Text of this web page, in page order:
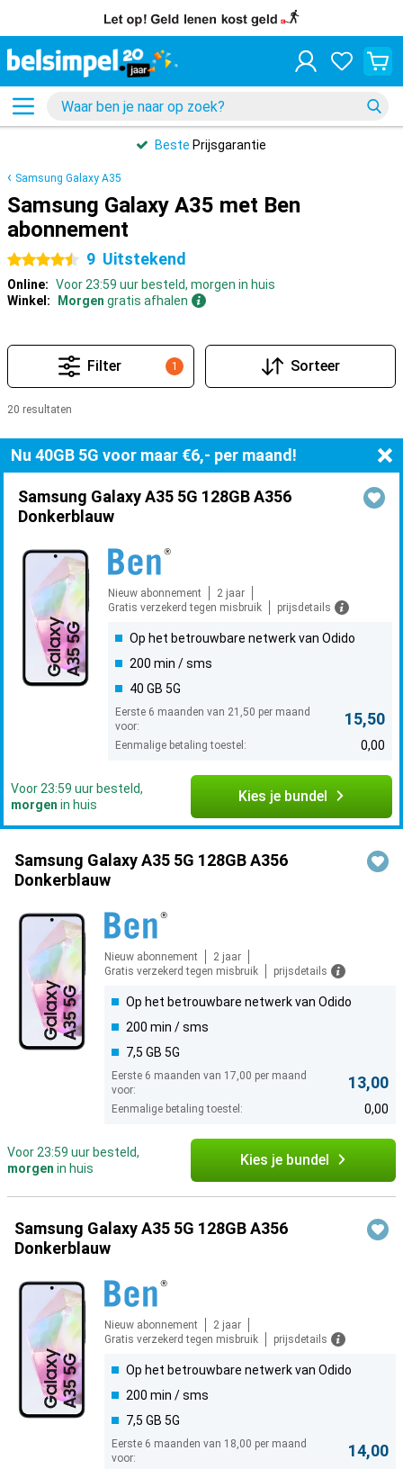
Beste Prijsgarantie
Samsung Galaxy A35
Samsung Galaxy A35 met Ben
abonnement
4.5 sterren 9 Uitstekend
Online: Voor 23:59 uur besteld, morgen in huis
Winkel:
Morgen gratis afhalen
1
Filter Sorteer
20 resultaten
Nu 40GB 5G voor maar €6,- per maand!
Samsung Galaxy A35 5G 128GB A356
Donkerblauw
Nieuw abonnement
2 jaar
Gratis verzekerd tegen misbruik
prijsdetails
Op het betrouwbare netwerk van Odido
200 min / sms
40 GB 5G
Eerste 6 maanden van 21,50 per maand
voor:
15,50
Eenmalige betaling toestel: 0,00
Voor 23:59 uur besteld,
morgen in huis Kies je bundel
Samsung Galaxy A35 5G 128GB A356
Donkerblauw
Nieuw abonnement
2 jaar
Gratis verzekerd tegen misbruik
prijsdetails
Op het betrouwbare netwerk van Odido
200 min / sms
7,5 GB 5G
Eerste 6 maanden van 17,00 per maand
voor:
13,00
Eenmalige betaling toestel: 0,00
Voor 23:59 uur besteld,
morgen in huis Kies je bundel
Samsung Galaxy A35 5G 128GB A356
Donkerblauw
Nieuw abonnement
2 jaar
Gratis verzekerd tegen misbruik
prijsdetails
Op het betrouwbare netwerk van Odido
200 min / sms
7,5 GB 5G
Eerste 6 maanden van 18,00 per maand
voor:
14,00